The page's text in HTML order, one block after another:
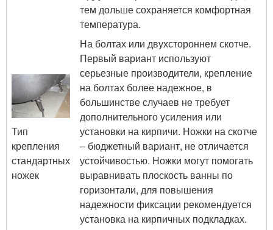
тем дольше сохраняется комфортная
температура.
Тип
крепления
стандартных
ножек
На болтах или двухстороннем скотче.
Первый вариант используют
серьезные производители, крепление
на болтах более надежное, в
большинстве случаев не требует
дополнительного усиления или
установки на кирпичи. Ножки на скотче
– бюджетный вариант, не отличается
устойчивостью. Ножки могут помогать
выравнивать плоскость ванны по
горизонтали, для повышения
надежности фиксации рекомендуется
установка на кирпичных подкладках.